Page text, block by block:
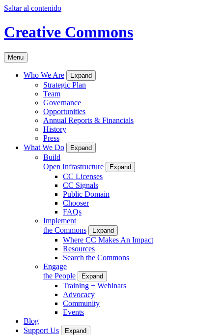
Saltar al contenido
Creative Commons
Menu
Who We Are Expand
Strategic Plan
Team
Governance
Opportunities
Annual Reports & Financials
History
Press
What We Do
Expand
Build
Open Infrastructure
Expand
CC Licenses
CC Signals
Public Domain
Chooser
FAQs
Implement
the Commons
Expand
Where CC Makes An Impact
Resources
Search the Commons
Engage
the People
Expand
Training + Webinars
Advocacy
Community
Events
Blog
Support Us
Expand